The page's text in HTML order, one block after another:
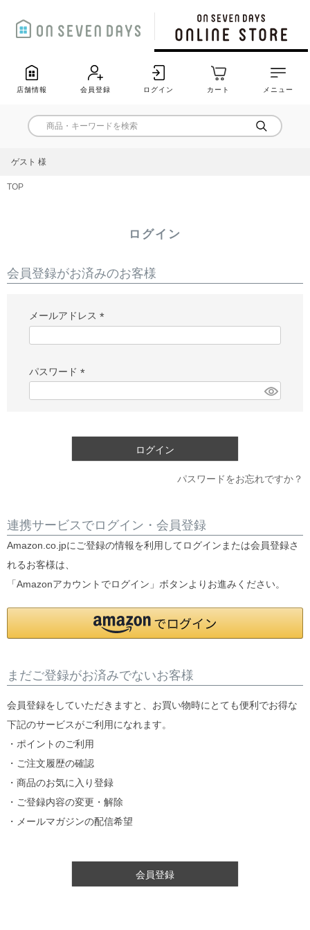
店舗情報 会員登録 ログイン カート メニュー
ゲスト 様
TOP
ログイン
会員登録がお済みのお客様
メールアドレス
(必
パスワード
(必
ログイン
パスワードをお忘れですか？
連携サービスでログイン・会員登録
Amazon.co.jpにご登録の情報を利用してログインまたは会員登録さ
れるお客様は、
「Amazonアカウントでログイン」ボタンよりお進みください。
まだご登録がお済みでないお客様
会員登録をしていただきますと、お買い物時にとても便利でお得な
下記のサービスがご利用になれます。
・ポイントのご利用
・ご注文履歴の確認
・商品のお気に入り登録
・ご登録内容の変更・解除
・メールマガジンの配信希望
会員登録